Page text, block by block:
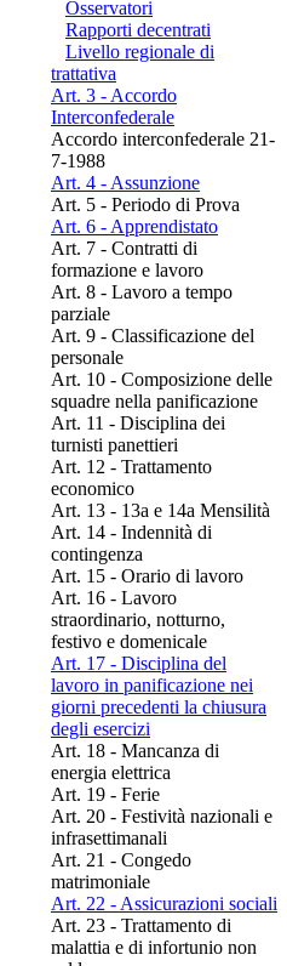
Osservatori
Rapporti decentrati
Livello regionale di
trattativa
Art. 3 - Accordo
Interconfederale
Accordo interconfederale 21-
7-1988
Art. 4 - Assunzione
Art. 5 - Periodo di Prova
Art. 6 - Apprendistato
Art. 7 - Contratti di
formazione e lavoro
Art. 8 - Lavoro a tempo
parziale
Art. 9 - Classificazione del
personale
Art. 10 - Composizione delle
squadre nella panificazione
Art. 11 - Disciplina dei
turnisti panettieri
Art. 12 - Trattamento
economico
Art. 13 - 13a e 14a Mensilità
Art. 14 - Indennità di
contingenza
Art. 15 - Orario di lavoro
Art. 16 - Lavoro
straordinario, notturno,
festivo e domenicale
Art. 17 - Disciplina del
lavoro in panificazione nei
giorni precedenti la chiusura
degli esercizi
Art. 18 - Mancanza di
energia elettrica
Art. 19 - Ferie
Art. 20 - Festività nazionali e
infrasettimanali
Art. 21 - Congedo
matrimoniale
Art. 22 - Assicurazioni sociali
Art. 23 - Trattamento di
malattia e di infortunio non